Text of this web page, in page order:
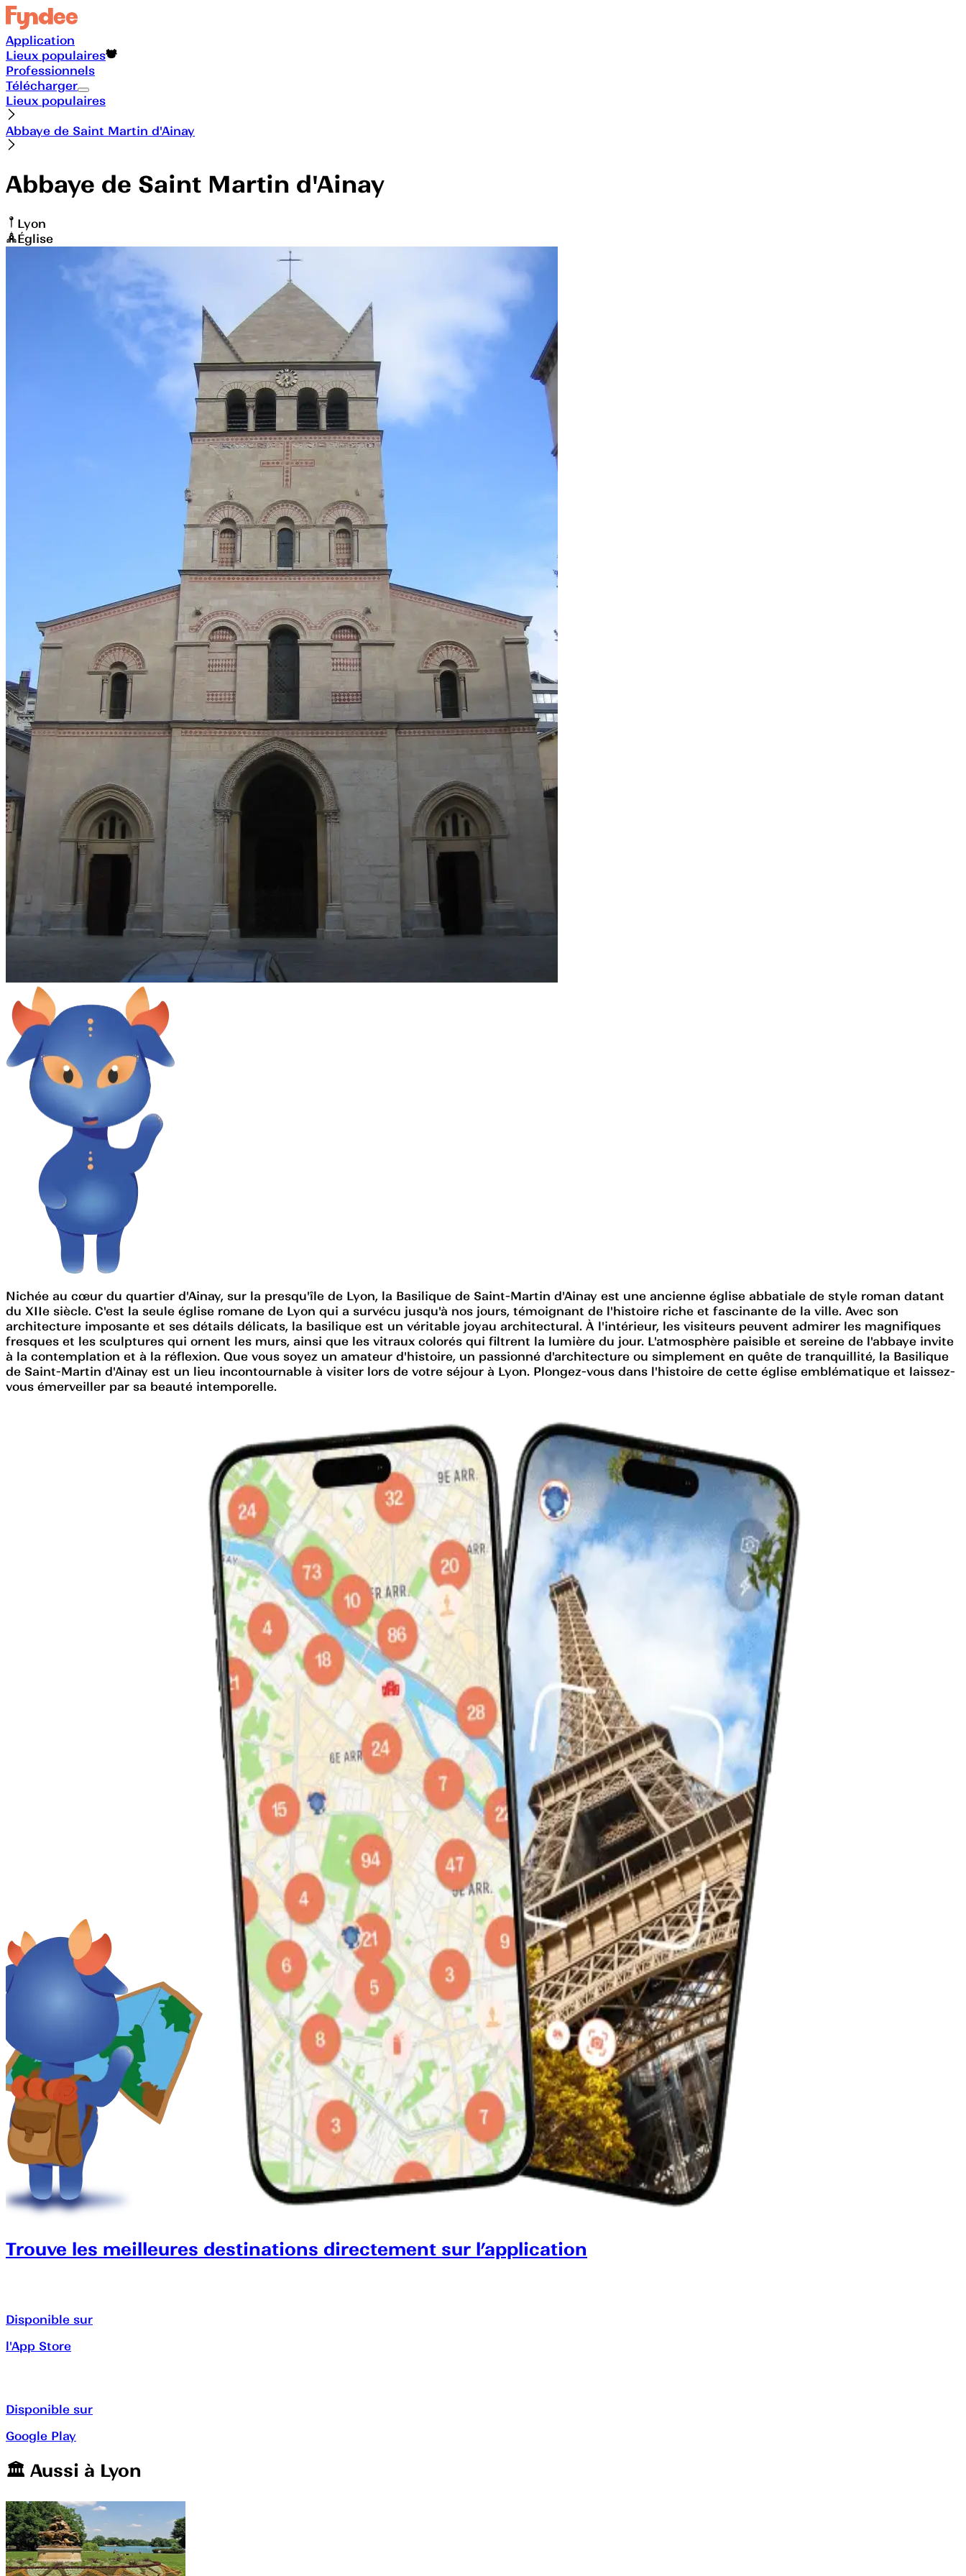
Application
Lieux populaires
Professionnels
Télécharger
Lieux populaires
Abbaye de Saint Martin d'Ainay
Abbaye de Saint Martin d'Ainay
Lyon
Église
Nichée au cœur du quartier d'Ainay, sur la presqu'île de Lyon, la Basilique de Saint-Martin d'Ainay est une ancienne église abbatiale de style roman datant
du XIIe siècle. C'est la seule église romane de Lyon qui a survécu jusqu'à nos jours, témoignant de l'histoire riche et fascinante de la ville. Avec son
architecture imposante et ses détails délicats, la basilique est un véritable joyau architectural. À l'intérieur, les visiteurs peuvent admirer les magnifiques
fresques et les sculptures qui ornent les murs, ainsi que les vitraux colorés qui filtrent la lumière du jour. L'atmosphère paisible et sereine de l'abbaye invite
à la contemplation et à la réflexion. Que vous soyez un amateur d'histoire, un passionné d'architecture ou simplement en quête de tranquillité, la Basilique
de Saint-Martin d'Ainay est un lieu incontournable à visiter lors de votre séjour à Lyon. Plongez-vous dans l'histoire de cette église emblématique et laissez-
vous émerveiller par sa beauté intemporelle.
Trouve les meilleures destinations directement sur l’application
Disponible sur
l'App Store
Disponible sur
Google Play
🏛️️ Aussi à Lyon